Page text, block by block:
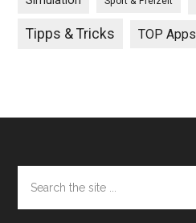
Tipps & Tricks TOP Apps
Footer
the
site